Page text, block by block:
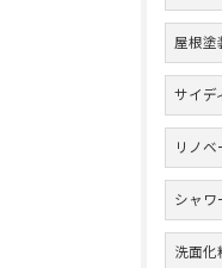
屋根塗
サイデ
リノベ
シャワ
洗面化